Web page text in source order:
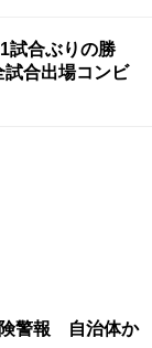
試合ぶりの勝
合出場コンビ
警報 自治体か